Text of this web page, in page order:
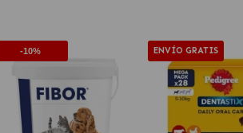
-10% ENVÍO GRATIS